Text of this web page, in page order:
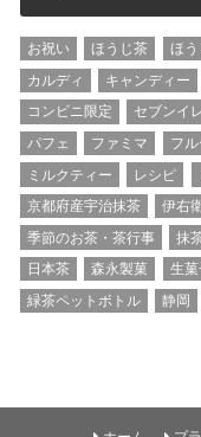
お祝い ほうじ茶 ほ
カルディ
キャンディー
コンビニ限定
セブンイ
パフェ
ファミマ フ
ミルクティー
レシピ
京都府産宇治抹茶
伊右
季節のお茶・茶行事
抹
日本茶
森永製菓 生菓
緑茶ペットボトル
静岡